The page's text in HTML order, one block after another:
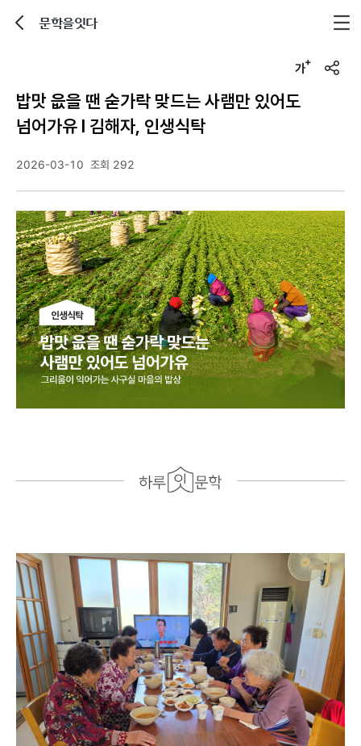
문학을잇다
u
밥맛 읎을 땐 숟가락 맞드는 사램만 있어도
넘어가유 l 김해자, 인생식탁
2026-03-10 조회 292